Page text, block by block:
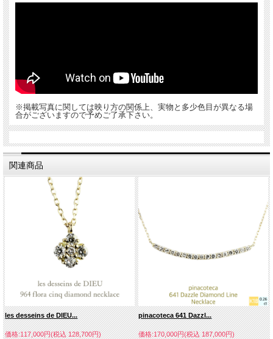
※掲載写真に関しては映り方の関係上、実物と多少色目が異なる場
合がございますので予めご了承下さい。
関連商品
les desseins de DIEU...
価格:117,000円(税込 128,700円)
pinacoteca 641 Dazzl...
価格:170,000円(税込 187,000円)